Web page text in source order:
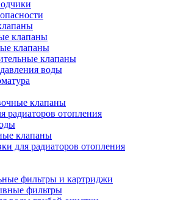
клапаны
клапаны
клапаны
воды
клапаны
радиаторов отопления
клапаны
для радиаторов отопления
фильтры и картриджи
фильтры